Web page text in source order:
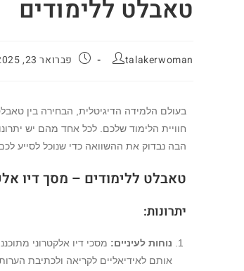
טאבלט ללימודים
talakerwoman פברואר 23, 2025
בעולם הלמידה הדיגיטלית, הבחירה בין
חוויית הלימוד שלכם. לכל אחד מהם יש
הבה נבדוק את ההשוואה כדי שנוכל לסייע
טאבלט ללימודים – מסך דיו
יתרונות:
נוחות לעיניים: מסכי דיו אלקטרוני
אותם לאידיאליים לקריאה ולכתיבת